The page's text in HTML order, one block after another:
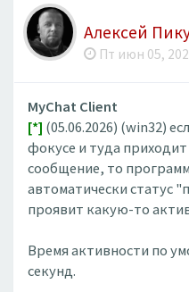
Алексей
Пт июн 05,
MyChat Client
[*] (05.06.2026) (win32)
фокусе и туда
сообщение, то
автоматически статус
проявит какую-то
Время активности по
секунд.